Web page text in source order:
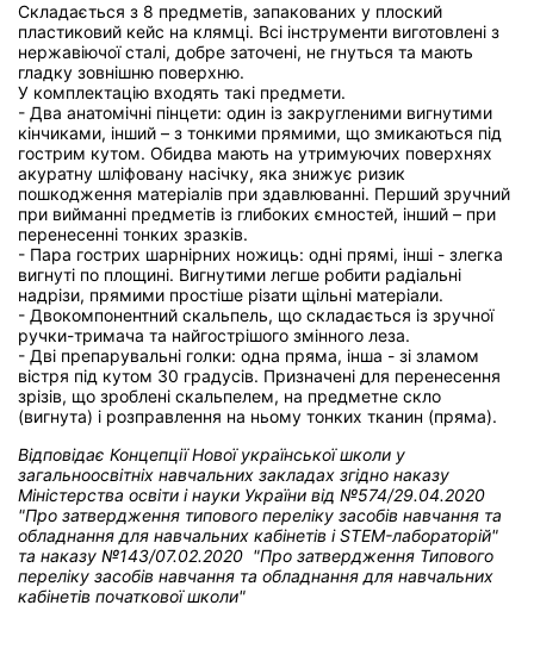
Складається з 8 предметів, запакованих у плоский
пластиковий кейс на клямці. Всі інструменти виготовлені з
нержавіючої сталі, добре заточені, не гнуться та мають
гладку зовнішню поверхню.
У комплектацію входять такі предмети.
- Два анатомічні пінцети: один із закругленими вигнутими
кінчиками, інший – з тонкими прямими, що змикаються під
гострим кутом. Обидва мають на утримуючих поверхнях
акуратну шліфовану насічку, яка знижує ризик
пошкодження матеріалів при здавлюванні. Перший зручний
при вийманні предметів із глибоких ємностей, інший – при
перенесенні тонких зразків.
- Пара гострих шарнірних ножиць: одні прямі, інші - злегка
вигнуті по площині. Вигнутими легше робити радіальні
надрізи, прямими простіше різати щільні матеріали.
- Двокомпонентний скальпель, що складається із зручної
ручки-тримача та найгострішого змінного леза.
- Дві препарувальні голки: одна пряма, інша - зі зламом
вістря під кутом 30 градусів. Призначені для перенесення
зрізів, що зроблені скальпелем, на предметне скло
(вигнута) і розправлення на ньому тонких тканин (пряма).
Відповідає Концепції Нової української школи у
загальноосвітніх навчальних закладах згідно наказу
Міністерства освіти і науки України від №574/29.04.2020
"Про затвердження типового переліку засобів навчання та
обладнання для навчальних кабінетів і STEM-лабораторій"
та наказу №143/07.02.2020 "Про затвердження Типового
переліку засобів навчання та обладнання для навчальних
кабінетів початкової школи"